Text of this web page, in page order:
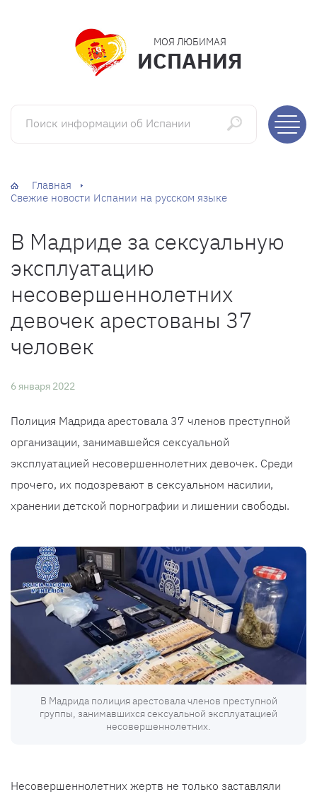
МОЯ ЛЮБИМАЯ
ИСПАНИЯ
Поиск информации об Испании
Главная
Свежие новости Испании на русском языке
В Мадриде за сексуальную
эксплуатацию
несовершеннолетних
девочек арестованы 37
человек
6 января 2022
Полиция Мадрида арестовала 37 членов преступной
организации, занимавшейся сексуальной
эксплуатацией несовершеннолетних девочек. Среди
прочего, их подозревают в сексуальном насилии,
хранении детской порнографии и лишении свободы.
В Мадрида полиция арестовала членов преступной
группы, занимавшихся сексуальной эксплуатацией
несовершеннолетних.
Несовершеннолетних жертв не только заставляли